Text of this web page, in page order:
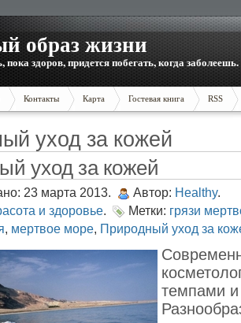
образ жизни
пока здоров, придется побегать, когда заболеешь.
Контакты Карта Гостевая книга RSS
уход за кожей
уход за кожей
23 марта 2013. Автор: Healthy.
и здоровье. Метки: грязи
, мертвое море, Природный уход за
темпами